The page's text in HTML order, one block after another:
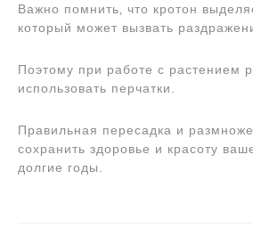
Важно помнить‚ что кротон
который может вызвать
Поэтому при работе с растением
использовать перчатки.
Правильная пересадка и
сохранить здоровье и красоту
долгие годы.